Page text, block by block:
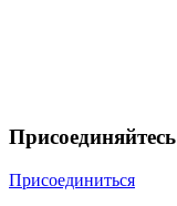
Присоединиться